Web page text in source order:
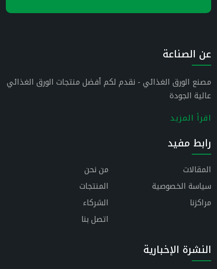
عن الصناعة
مصنع الورق الغذائي - نقدم لكم أفضل منتجات الورق الغذائي
عالية الجودة
اقرأ المزيد
رابط مفيد
من نحن
المقالات
المنتجات
سياسة الخصوصية
الشركاء
مراكزنا
اتصل بنا
النشرة الإخبارية